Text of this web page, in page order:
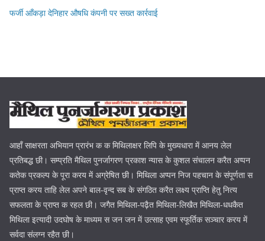
फर्जी आँकड़ा देनिहार औषधि कंपनी पर सख्त कार्रवाई
आहाँ साक्षरता अभियान प्रारंभ क क मिथिलाक्षर लिपि के मुख्यधारा में आनय लेल
प्रतिबद्ध छी। सम्प्रति मैथिल पुनर्जागरण प्रकाश न्यास के कुशल संचालन करैत अप्पन
कतेक प्रकल्प के पूरा करय में अग्रेषित छी। मिथिला अप्पन निज पहचान के संपूर्णता स
प्राप्त करय ताहि लेल अपने बाल-वृन्द सब के संगठित करैत लक्ष्य प्राप्ति हेतु नित्य
सफलता के प्राप्त क रहल छी। जगैत मिथिला-पढ़ैत मिथिला-लिखैत मिथिला-धधकैत
मिथिला इत्यादी उदघोष के माध्यम स जन जन में उत्साह एवम स्फूर्तिक सञ्चार करय में
सर्वदा संलग्न रहैत छी।